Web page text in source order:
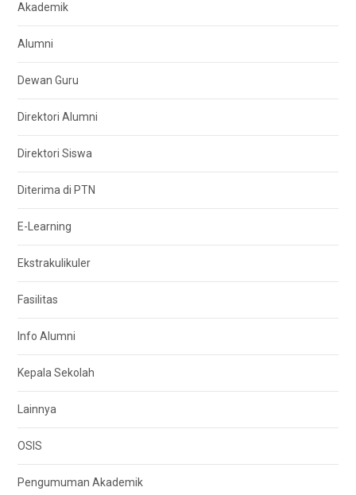
Akademik
Alumni
Dewan Guru
Direktori Alumni
Direktori Siswa
Diterima di PTN
E-Learning
Ekstrakulikuler
Fasilitas
Info Alumni
Kepala Sekolah
Lainnya
OSIS
Pengumuman Akademik